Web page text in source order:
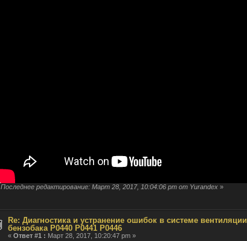
Последнее редактирование: Март 28, 2017, 10:04:06 pm от Yurandex»
Re: Диагностика и устранение ошибок в системе вентиляции
бензобака P0440 P0441 P0446
«Ответ #1 : Март 28, 2017, 10:20:47 pm »